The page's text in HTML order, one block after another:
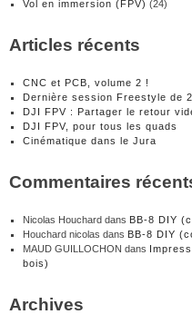
Vol en immersion (FPV) (24)
Articles récents
CNC et PCB, volume 2 !
Dernière session Freestyle de
DJI FPV : Partager le retour
DJI FPV, pour tous les quads
Cinématique dans le Jura
Commentaires
Nicolas Houchard dans BB-8 DIY
Houchard nicolas dans BB-8 DIY
MAUD GUILLOCHON dans
bois)
Archives